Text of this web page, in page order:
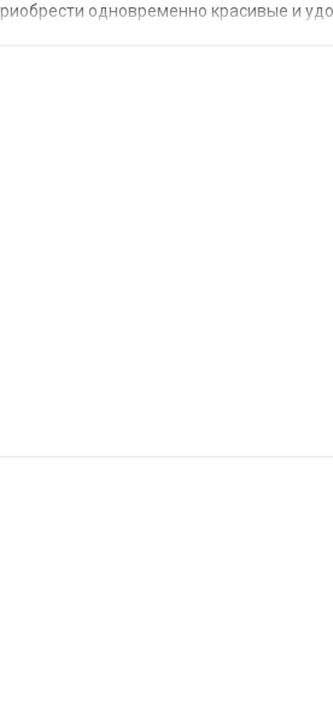
одновременно красивые и